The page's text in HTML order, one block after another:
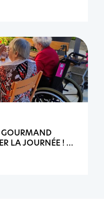
GOURMAND
LA JOURNÉE !